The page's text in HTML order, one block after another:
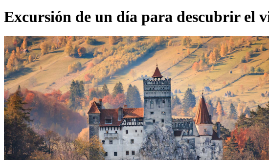
Excursión de un día para descubrir el